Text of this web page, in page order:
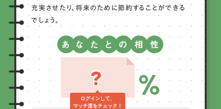
充実させたり、将来のために節約することができる
でしょう。
あ な た と の 相 性
ログインして、
マッチ度をチェック！
? %